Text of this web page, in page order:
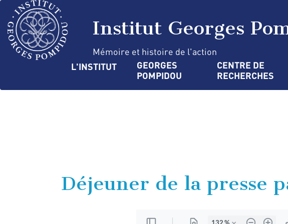
Aller
au
contenu
principal
Institut Georges
Mémoire et histoire de l'action
Navigation
L'INSTITUT
GEORGES
POMPIDOU
CENTRE DE
RECHERCHES
Déjeuner de la presse
Panneau de gestion des cookies